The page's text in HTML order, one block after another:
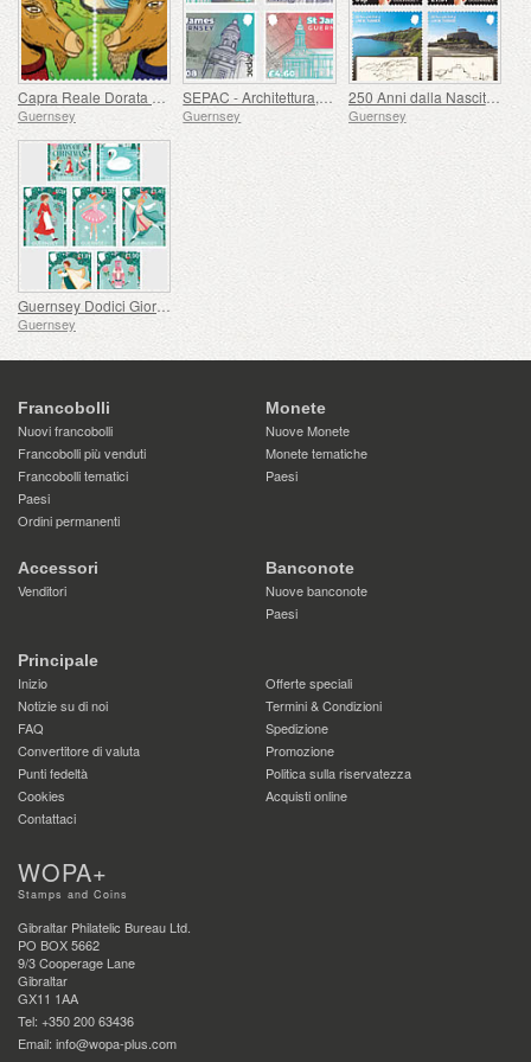
Capra Reale Dorata di Guernsey
Guernsey
SEPAC - Architettura, St James Guernsey
Guernsey
250 Anni dalla Nascita di J.M.W. Turner
Guernsey
Guernsey Dodici Giorni di Natale
Guernsey
Francobolli
Nuovi francobolli
Francobolli più venduti
Francobolli tematici
Paesi
Ordini permanenti
Monete
Nuove Monete
Monete tematiche
Paesi
Accessori
Venditori
Banconote
Nuove banconote
Paesi
Principale
Inizio
Offerte speciali
Notizie su di noi
Termini & Condizioni
FAQ
Spedizione
Convertitore di valuta
Promozione
Punti fedeltà
Politica sulla riservatezza
Cookies
Acquisti online
Contattaci
WOPA+
Stamps and Coins
Gibraltar Philatelic Bureau Ltd.
PO BOX 5662
9/3 Cooperage Lane
Gibraltar
GX11 1AA
Tel: +350 200 63436
Email: info@wopa-plus.com